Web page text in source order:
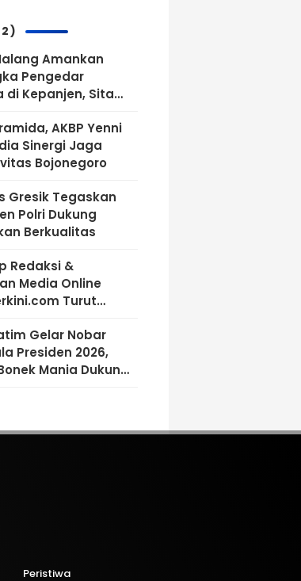
Amankan
Pengedar
di Kepanjen, Sita
AKBP Yenni
Sinergi Jaga
Bojonegoro
Gresik Tegaskan
Polri Dukung
Berkualitas
Redaksi &
Media Online
Turut
Gelar Nobar
Presiden 2026,
Mania Dukung
Peristiwa